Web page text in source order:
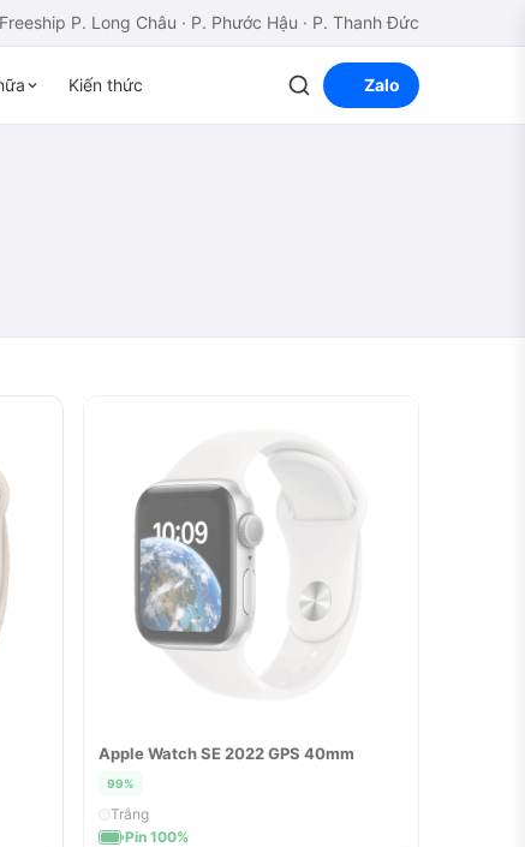
Freeship P. Long Châu · P. Phước Hậu · P. Thanh Đức
Kiến thức Zalo
ĐÃ BÁN
Apple Watch SE 2022 GPS 40mm
99%
Trắng
Pin 100%